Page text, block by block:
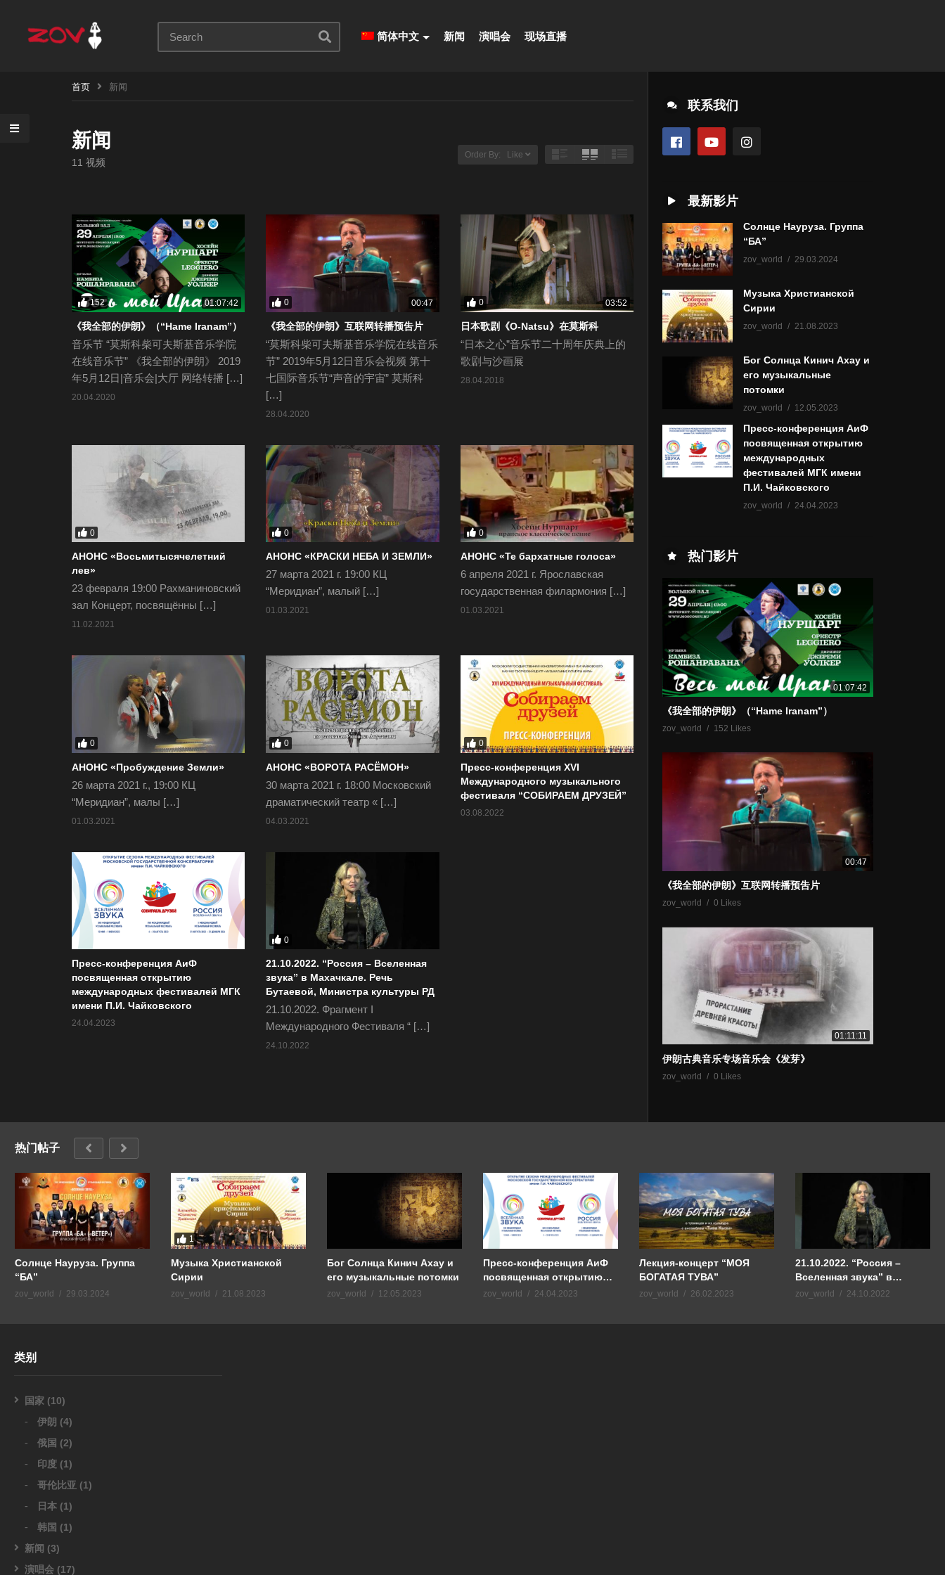
简体中文 新闻 演唱会 现场直播
首页 新闻
新闻
11 视频
Order By: Like
152 01:07:42
《我全部的伊朗》（“Hame Iranam”）
音乐节 “莫斯科柴可夫斯基音乐学院
在线音乐节” 《我全部的伊朗》 2019
年5月12日|音乐会|大厅 网络转播 […]
20.04.2020
0 00:47
《我全部的伊朗》互联网转播预吿片
“莫斯科柴可夫斯基音乐学院在线音乐
节” 2019年5月12日音乐会视频 第十
七国际音乐节“声音的宇宙” 莫斯科
[…]
28.04.2020
0 03:52
日本歌剧《O-Natsu》在莫斯科
“日本之心”音乐节二十周年庆典上的
歌剧与沙画展
28.04.2018
0
АНОНС «Восьмитысячелетний
лев»
23 февраля 19:00 Рахманиновский
зал Концерт, посвящённы […]
11.02.2021
0
АНОНС «КРАСКИ НЕБА И ЗЕМЛИ»
27 марта 2021 г. 19:00 КЦ
“Меридиан”, малый […]
01.03.2021
0
АНОНС «Те бархатные голоса»
6 апреля 2021 г. Ярославская
государственная филармония […]
01.03.2021
0
АНОНС «Пробуждение Земли»
26 марта 2021 г., 19:00 КЦ
“Меридиан”, малы […]
01.03.2021
0
АНОНС «ВОРОТА РАСЁМОН»
30 марта 2021 г. 18:00 Московский
драматический театр « […]
04.03.2021
0
Пресс-конференция XVI
Международного музыкального
фестиваля “СОБИРАЕМ ДРУЗЕЙ”
03.08.2022
Пресс-конференция АиФ
посвященная открытию
международных фестивалей МГК
имени П.И. Чайковского
24.04.2023
0
21.10.2022. “Россия – Вселенная
звука” в Махачкале. Речь
Бутаевой, Министра культуры РД
21.10.2022. Фрагмент I
Международного Фестиваля “ […]
24.10.2022
联系我们
最新影片
Солнце Науруза. Группа
“БА”
zov_world 29.03.2024
Музыка Христианской
Сирии
zov_world 21.08.2023
Бог Солнца Кинич Ахау и
его музыкальные
потомки
zov_world 12.05.2023
Пресс-конференция АиФ
посвященная открытию
международных
фестивалей МГК имени
П.И. Чайковского
zov_world 24.04.2023
热门影片
01:07:42
《我全部的伊朗》（“Hame Iranam”）
zov_world 152 Likes
00:47
《我全部的伊朗》互联网转播预吿片
zov_world 0 Likes
01:11:11
伊朗古典音乐专场音乐会《发芽》
zov_world 0 Likes
热门帖子
Солнце Науруза. Группа
“БА”
zov_world 29.03.2024
1
Музыка Христианской
Сирии
zov_world 21.08.2023
Бог Солнца Кинич Ахау и
его музыкальные потомки
zov_world 12.05.2023
Пресс-конференция АиФ
посвященная открытию
международных
zov_world 24.04.2023
Лекция-концерт “МОЯ
БОГАТАЯ ТУВА”
zov_world 26.02.2023
21.10.2022. “Россия –
Вселенная звука” в
Махачкале. Речь
zov_world 24.10.2022
类别
国家 (10)
伊朗 (4)
俄国 (2)
印度 (1)
哥伦比亚 (1)
日本 (1)
韩国 (1)
新闻 (3)
演唱会 (17)